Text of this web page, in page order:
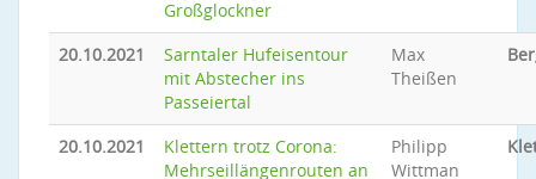
Großglockner
20.10.2021
Sarntaler Hufeisentour
mit Abstecher ins
Passeiertal
Max
Theißen
20.10.2021
Klettern trotz Corona:
Mehrseillängenrouten an
Philipp
Wittman